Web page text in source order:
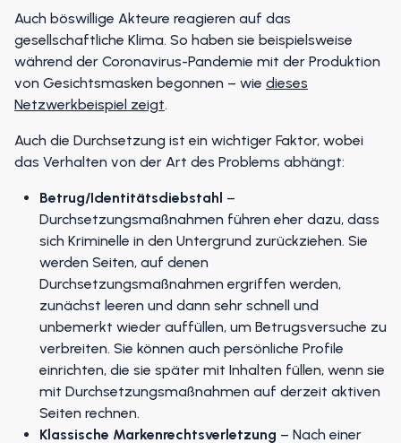
Auch böswillige Akteure reagieren auf das
gesellschaftliche Klima. So haben sie beispielsweise
während der Coronavirus-Pandemie mit der Produktion
von Gesichtsmasken begonnen – wie dieses
Netzwerkbeispiel zeigt.
Auch die Durchsetzung ist ein wichtiger Faktor, wobei
das Verhalten von der Art des Problems abhängt:
Betrug/Identitätsdiebstahl –
Durchsetzungsmaßnahmen führen eher dazu, dass
sich Kriminelle in den Untergrund zurückziehen. Sie
werden Seiten, auf denen
Durchsetzungsmaßnahmen ergriffen werden,
zunächst leeren und dann sehr schnell und
unbemerkt wieder auffüllen, um Betrugsversuche zu
verbreiten. Sie können auch persönliche Profile
einrichten, die sie später mit Inhalten füllen, wenn sie
mit Durchsetzungsmaßnahmen auf derzeit aktiven
Seiten rechnen.
Klassische Markenrechtsverletzung – Nach einer